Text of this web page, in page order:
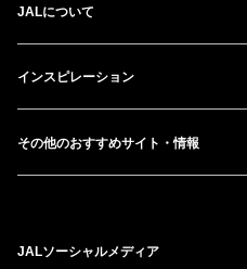
JALについて
インスピレーション
その他のおすすめサイト・情報
JALソーシャルメディア